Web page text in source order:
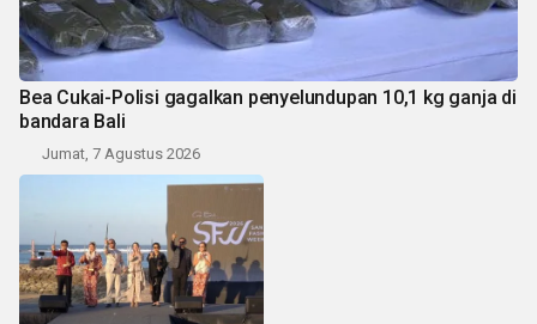
Bea Cukai-Polisi gagalkan penyelundupan 10,1 kg ganja di
bandara Bali
Jumat, 7 Agustus 2026